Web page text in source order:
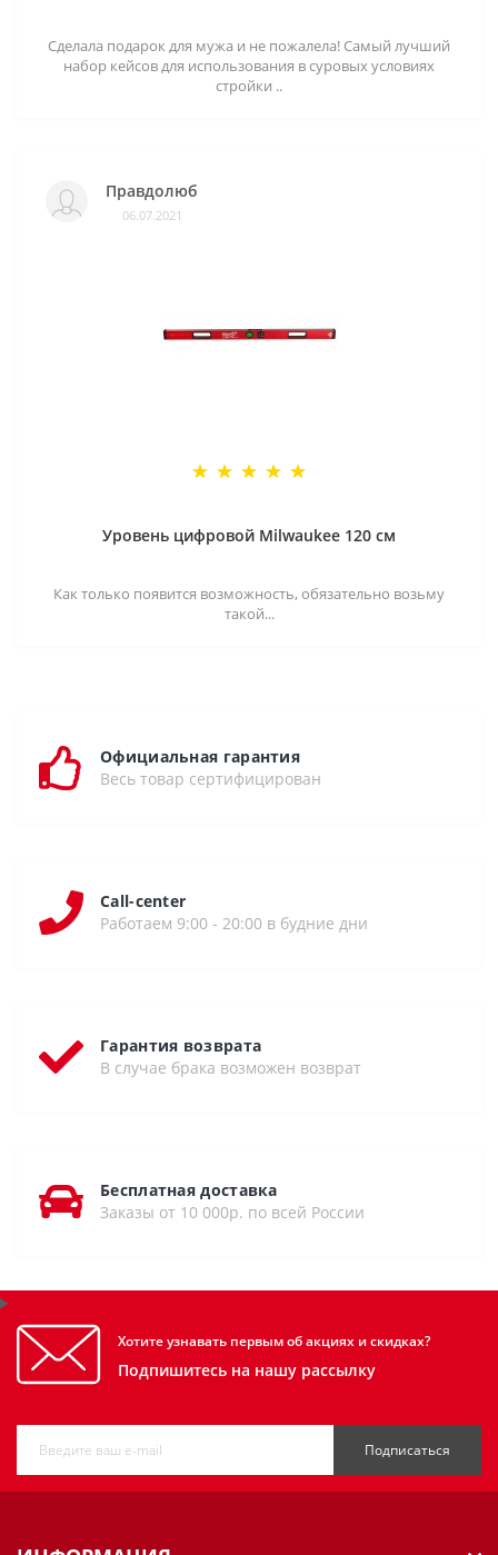
Сделала подарок для мужа и не пожалела! Самый лучший
набор кейсов для использования в суровых условиях
стройки ..
Правдолюб
06.07.2021
Уровень цифровой Milwaukee 120 см
Как только появится возможность, обязательно возьму
такой...
Официальная гарантия
Весь товар сертифицирован
Call-center
Работаем 9:00 - 20:00 в будние дни
Гарантия возврата
В случае брака возможен возврат
Бесплатная доставка
Заказы от 10 000р. по всей России
Хотите узнавать первым об акциях и скидках?
Подпишитесь на нашу рассылку
Подписаться